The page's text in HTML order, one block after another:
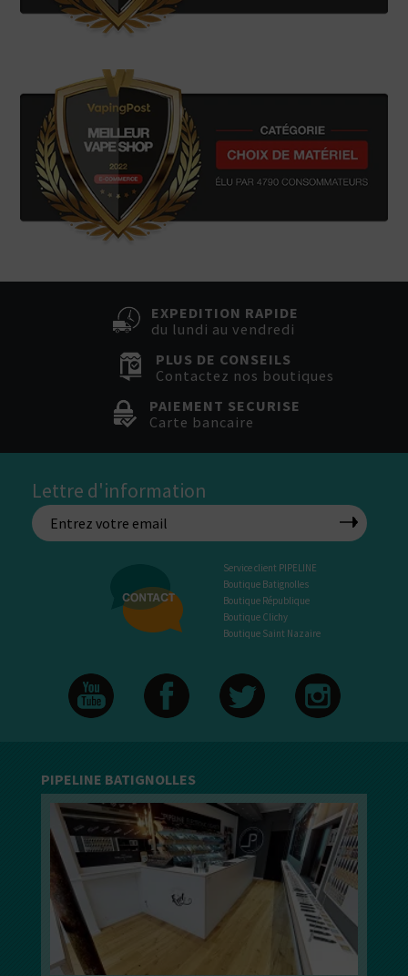
EXPEDITION RAPIDE
du lundi au vendredi
PLUS DE CONSEILS
Contactez nos boutiques
PAIEMENT SECURISE
Carte bancaire
Lettre d'information
Service client PIPELINE
Boutique Batignolles
Boutique République
Boutique Clichy
Boutique Saint Nazaire
PIPELINE BATIGNOLLES